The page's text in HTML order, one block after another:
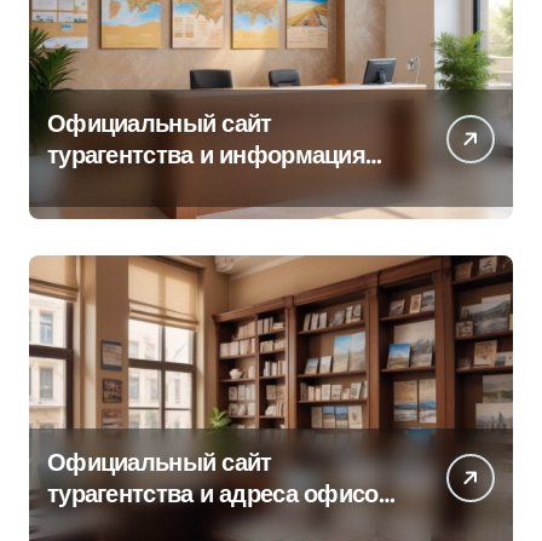
Официальный сайт
турагентства и информация
Официальный сайт
турагентства и адреса офисов
продаж по регионам